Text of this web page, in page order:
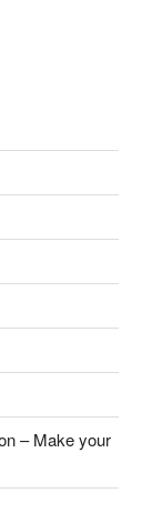
– Make your